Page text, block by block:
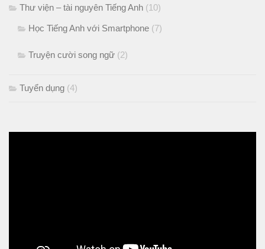
Thư viện – tài nguyên Tiếng Anh (10)
Học Tiếng Anh với Smartphone (7)
Truyện cười song ngữ (2)
Tuyển dụng (4)